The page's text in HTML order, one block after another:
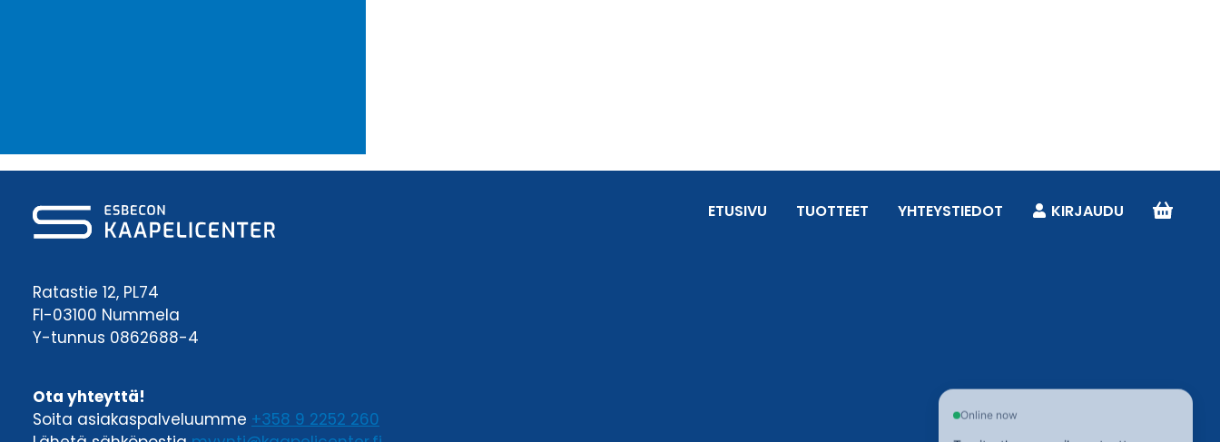
Ratastie 12, PL74
FI-03100 Nummela
Y-tunnus 0862688-4
Ota yhteyttä!
Soita asiakaspalveluumme +358 9 2252 260
ETUSIVU TUOTTEET YHTEYSTIEDOT KIRJAUDU
Online now